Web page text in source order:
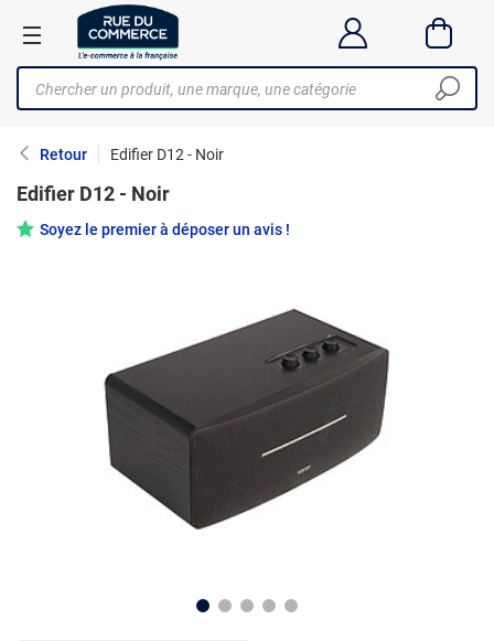
Retour Edifier D12 - Noir
Edifier D12 - Noir
Soyez le premier à déposer un avis !